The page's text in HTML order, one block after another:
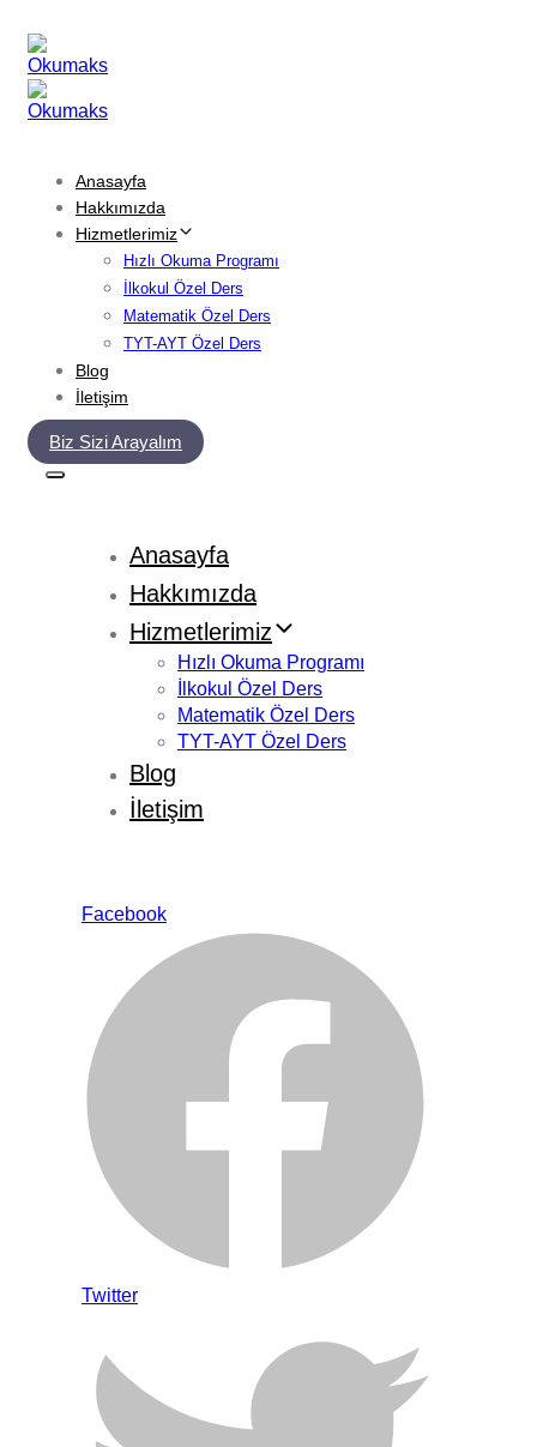
links
primary
navigation
Skip
content
Anasayfa
Hakkımızda
Hizmetlerimiz
Hızlı Okuma Programı
İlkokul Özel Ders
Matematik Özel Ders
TYT-AYT Özel Ders
Blog
İletişim
Biz Sizi Arayalım
Anasayfa
Hakkımızda
Hizmetlerimiz
Hızlı Okuma Programı
İlkokul Özel Ders
Matematik Özel Ders
TYT-AYT Özel Ders
Blog
İletişim
Facebook
Twitter